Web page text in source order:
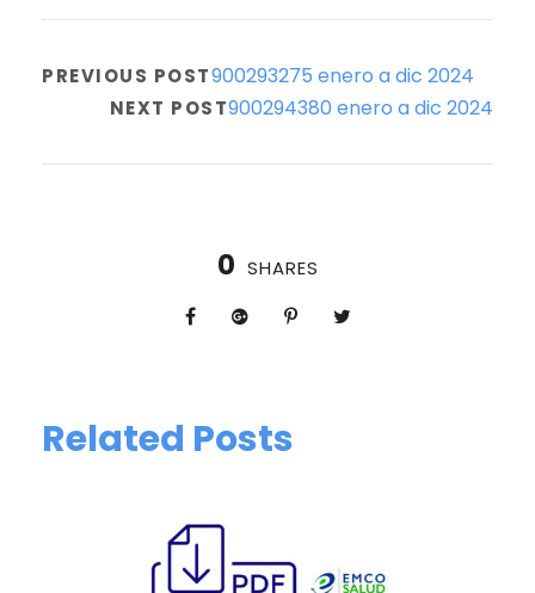
PREVIOUS POST900293275 enero a dic 2024
NEXT POST900294380 enero a dic 2024
0 SHARES
Related Posts